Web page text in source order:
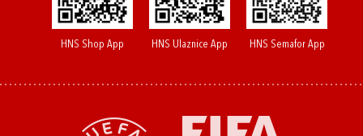
HNS Shop App HNS Ulaznice App HNS Semafor App